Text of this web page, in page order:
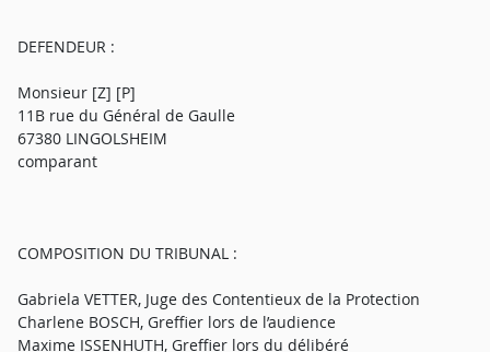
DEFENDEUR :
Monsieur [Z] [P]
11B rue du Général de Gaulle
67380 LINGOLSHEIM
comparant
COMPOSITION DU TRIBUNAL :
Gabriela VETTER, Juge des Contentieux de la Protection
Charlene BOSCH, Greffier lors de l’audience
Maxime ISSENHUTH, Greffier lors du délibéré